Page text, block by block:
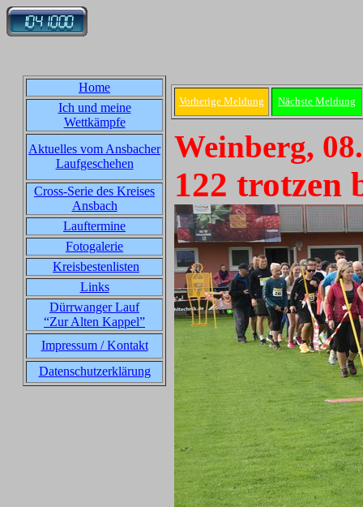
Home
Ich und meine
Wettkämpfe
Aktuelles vom Ansbacher
Laufgeschehen
Cross-Serie des Kreises
Ansbach
Lauftermine
Fotogalerie
Kreisbestenlisten
Links
Dürrwanger Lauf
“Zur Alten Kappel”
Impressum / Kontakt
Datenschutzerklärung
Vorherige Meldung Nächste Meldung
Weinberg,
122 trotzen